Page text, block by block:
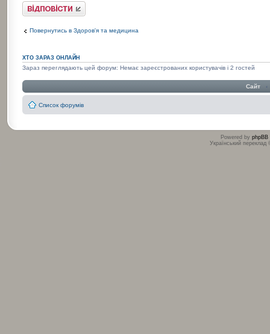
Відповісти
Повернутись в Здоров'я та медицина
ХТО ЗАРАЗ ОНЛАЙН
Зараз переглядають цей форум: Немає зареєстрованих користувачів і 2 гостей
Сайт ‹
Список форумів
Powered by phpBB
Український